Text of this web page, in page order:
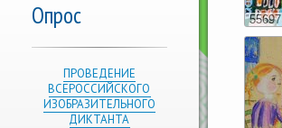
Опрос
ПРОВЕДЕНИЕ
ВСЕРОССИЙСКОГО
ИЗОБРАЗИТЕЛЬНОГО
ДИКТАНТА
55697